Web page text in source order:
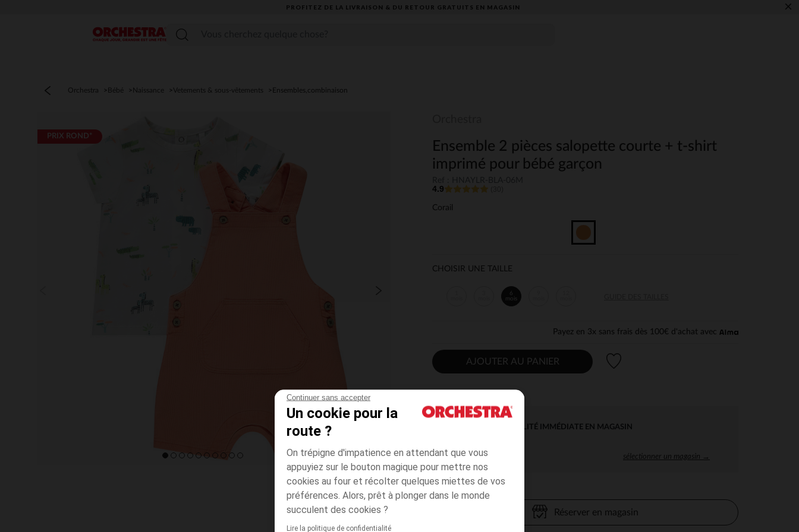
Continuer sans accepter
Un cookie pour la
route ?
On trépigne d'impatience en attendant que vous
appuyiez sur le bouton magique pour mettre nos
cookies au four et récolter quelques miettes de vos
préférences. Alors, prêt à plonger dans le monde
succulent des cookies ?
Lire la politique de confidentialité
PROFITEZ DE LA LIVRAISON & DU RETOUR GRATUITS EN MAGASIN​ ×
Menu
Orchestra Bébé Naissance Vetements & sous-vêtements Ensembles,combinaison
PRIX ROND*
Ensemble 2 pièces salopette courte + t-shirt
imprimé pour bébé garçon
4.9
Corail
CHOISIR UNE TAILLE
6
mois
Payez en 3x sans frais dès 100€ d'achat avec
AJOUTER AU PANIER
DISPONIBILITÉ IMMÉDIATE EN MAGASIN
sélectionner un magasin →
Réserver en magasin